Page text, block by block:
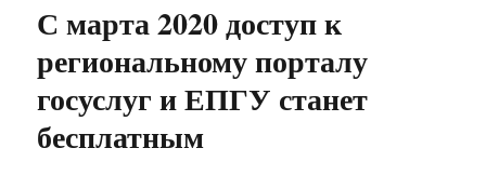
С марта 2020 доступ к
региональному порталу
госуслуг и ЕПГУ станет
бесплатным